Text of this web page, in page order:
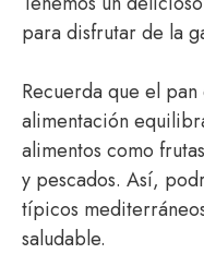
para disfrutar de la
Recuerda que el
alimentación
alimentos como
y pescados. Así,
típicos
saludable.